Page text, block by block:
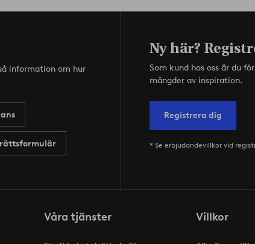
information om hur
Ny här?
Som kund hos oss är du
mängder av inspiration.
Registrera dig
* Se erbjudandevillkor vid
Våra tjänster Villkor